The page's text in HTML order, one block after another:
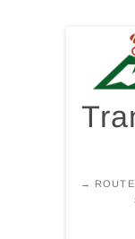
springen
→